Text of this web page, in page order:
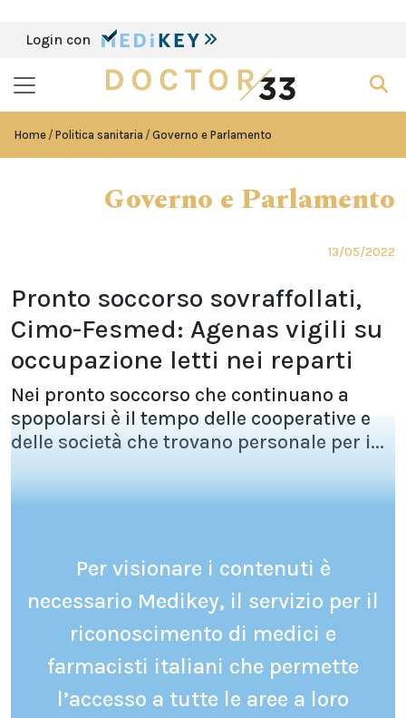
Login con
Home Politica sanitaria Governo e Parlamento
Governo e Parlamento
13/05/2022
Pronto soccorso sovraffollati,
Cimo-Fesmed: Agenas vigili su
occupazione letti nei reparti
Nei pronto soccorso che continuano a
spopolarsi è il tempo delle cooperative e
delle società che trovano personale per i...
Per visionare i contenuti è
necessario Medikey, il servizio per il
riconoscimento di medici e
farmacisti italiani che permette
l’accesso a tutte le aree a loro